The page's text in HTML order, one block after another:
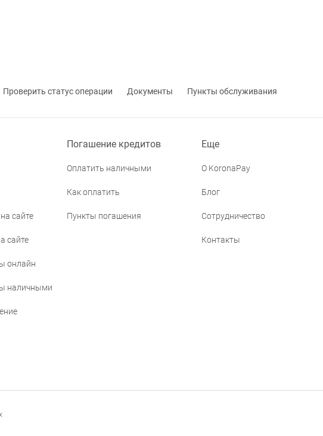
Проверить статус операции Документы Пункты обслуживания
сайте
сайте
онлайн
наличными
Погашение кредитов
Оплатить наличными
Как оплатить
Пункты погашения
Еще
О KoronaPay
Блог
Сотрудничество
Контакты